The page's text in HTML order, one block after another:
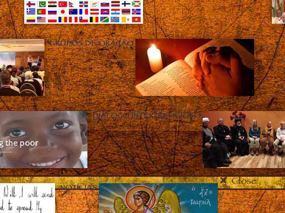
GRUPOS DE ORAÇÃO
DIÁLOGO INTER-RELIGIOSO
NOTÍCIAS Close